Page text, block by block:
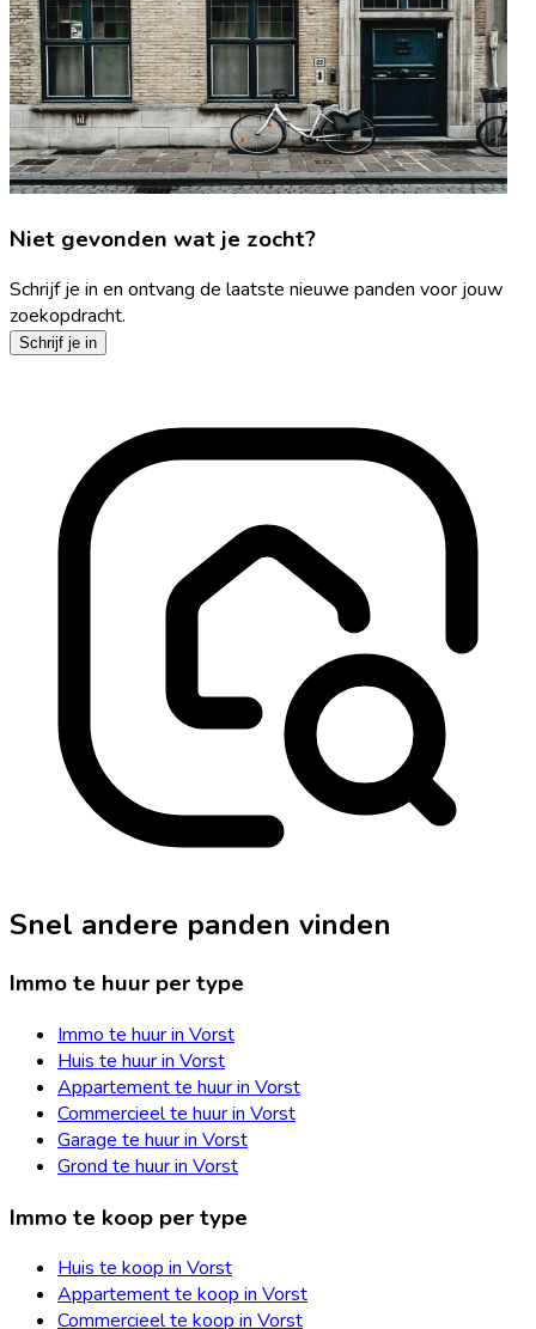
Niet gevonden wat je zocht?
Schrijf je in en ontvang de laatste nieuwe panden voor jouw
zoekopdracht.
Schrijf je in
Snel andere panden vinden
Immo te huur per type
Immo te huur in Vorst
Huis te huur in Vorst
Appartement te huur in Vorst
Commercieel te huur in Vorst
Garage te huur in Vorst
Grond te huur in Vorst
Immo te koop per type
Huis te koop in Vorst
Appartement te koop in Vorst
Commercieel te koop in Vorst